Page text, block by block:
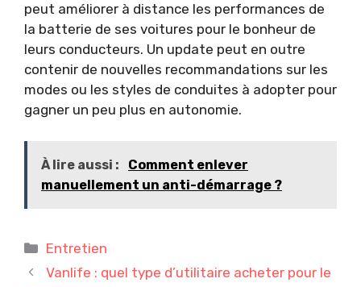
peut améliorer à distance les performances de
la batterie de ses voitures pour le bonheur de
leurs conducteurs. Un update peut en outre
contenir de nouvelles recommandations sur les
modes ou les styles de conduites à adopter pour
gagner un peu plus en autonomie.
À lire aussi :
Comment enlever
manuellement un anti-démarrage ?
Catégories
Entretien
Vanlife : quel type d’utilitaire acheter pour le